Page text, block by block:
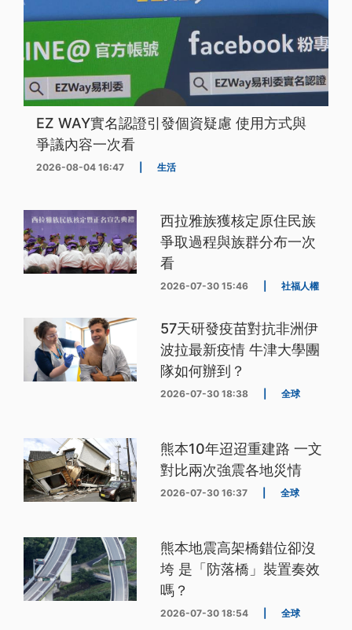
EZ WAY實名認證引發個資疑慮 使用方式與
爭議內容一次看
2026-08-04 16:47 生活
西拉雅族獲核定原住民族
爭取過程與族群分布一次
看
2026-07-30 15:46 社福人權
57天研發疫苗對抗非洲伊
波拉最新疫情 牛津大學團
隊如何辦到？
2026-07-30 18:38 全球
熊本10年迢迢重建路 一文
對比兩次強震各地災情
2026-07-30 16:37 全球
熊本地震高架橋錯位卻沒
垮 是「防落橋」裝置奏效
嗎？
2026-07-30 18:54 全球